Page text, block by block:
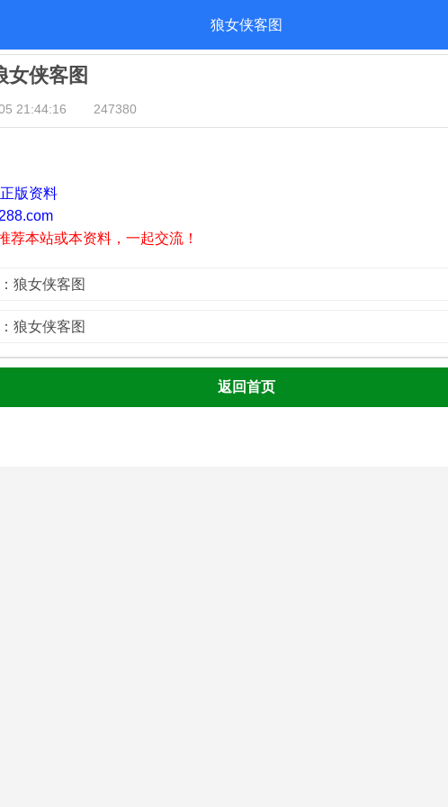
狼女侠客图
女侠客图
21:44:16 247380
版资料
荐本站或本资料，一起交流！
狼女侠客图
狼女侠客图
返回首页